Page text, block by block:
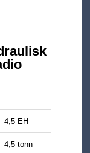
4,5 EH
4,5 tonn